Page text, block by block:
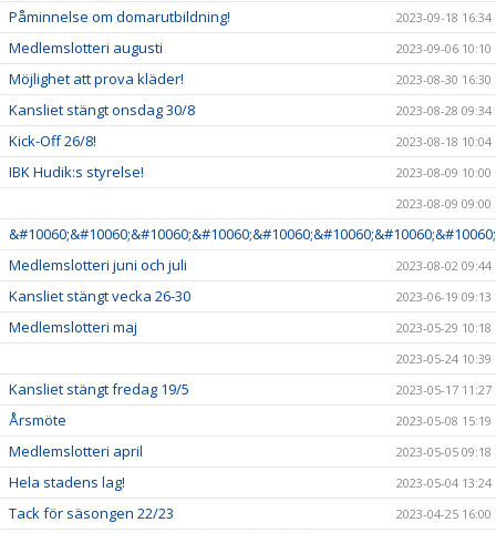
Påminnelse om domarutbildning! 2023-09-18 16:34
Medlemslotteri augusti 2023-09-06 10:10
Möjlighet att prova kläder! 2023-08-30 16:30
Kansliet stängt onsdag 30/8 2023-08-28 09:34
Kick-Off 26/8! 2023-08-18 10:04
IBK Hudik:s styrelse!
2023-08-09 10:00
2023-08-09 09:00
Medlemslotteri juni och juli
2023-08-02 09:44
Kansliet stängt vecka 26-30 2023-06-19 09:13
Medlemslotteri maj
2023-05-29 10:18
2023-05-24 10:39
Kansliet stängt fredag 19/5 2023-05-17 11:27
Årsmöte 2023-05-08 15:19
Medlemslotteri april 2023-05-05 09:18
Hela stadens lag! 2023-05-04 13:24
Tack för säsongen 22/23 2023-04-25 16:00